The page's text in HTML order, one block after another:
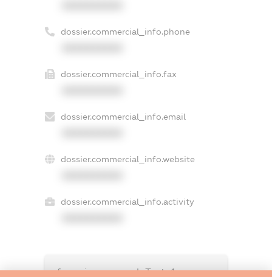
dossier.commercial_info.phone
dossier.commercial_info.fax
dossier.commercial_info.email
dossier.commercial_info.website
dossier.commercial_info.activity
freemium.exampleText_1